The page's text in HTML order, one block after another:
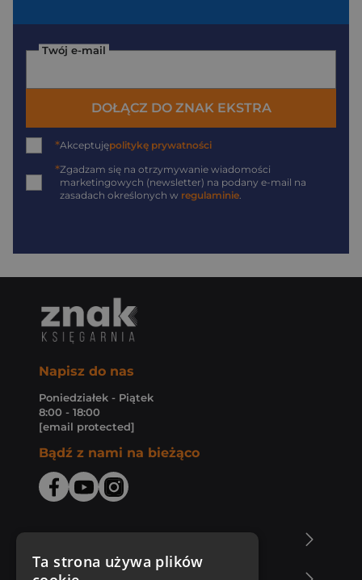
Twój e-mail
DOŁĄCZ DO ZNAK EKSTRA
*Akceptujępolitykę prywatności
*Zgadzam się na otrzymywanie wiadomości
marketingowych (newsletter) na podany e-mail na
zasadach określonych w regulaminie.
Napisz do nas
Poniedziałek - Piątek
8:00 - 18:00
[email protected]
Bądź z nami na bieżąco
Ta strona używa plików